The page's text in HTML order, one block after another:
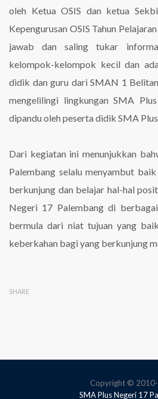
oleh Ketua OSIS dan ketua
Kepengurusan OSIS Tahun
jawab dan saling tukar
kelompok-kelompok kecil dan
didik dan guru dari SMAN 1
mengelilingi lingkungan SMA
dipandu oleh peserta didik SMA
Dari kegiatan ini menunjukkan
Palembang selalu menyambut
berkunjung dan belajar hal-hal
Negeri 17 Palembang di
bermula dari niat tujuan yang
keberkahan bagi yang berkunjung
SHARE
Copyright ©
SMA Plus Negeri 17